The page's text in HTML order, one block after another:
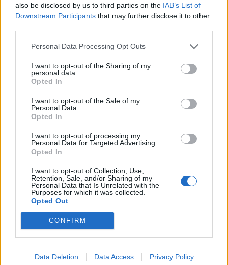
also be disclosed by us to third parties on the IAB’s List of
Downstream Participants that may further disclose it to other
Personal Data Processing Opt Outs
I want to opt-out of the Sharing of my
personal data.
Opted In
I want to opt-out of the Sale of my
Personal Data.
Opted In
I want to opt-out of processing my
Personal Data for Targeted Advertising.
Opted In
I want to opt-out of Collection, Use,
Retention, Sale, and/or Sharing of my
Personal Data that Is Unrelated with the
Purposes for which it was collected.
Opted Out
CONFIRM
Data Deletion Data Access Privacy Policy
Adatvédelmi tájékoztató
Cookie-kezelési tájékoztató
Nyomtatott lapjaink archívuma
Médiaajánlat
Sütibeállítások
Médiatér
Székely Sport
Liget
Bihari Napló
Erdélyi Napló
Főtér